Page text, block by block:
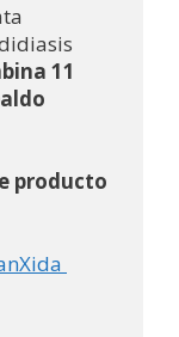
11
producto